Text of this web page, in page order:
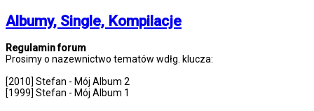
Albumy, Single, Kompilacje
Regulamin forum
Prosimy o nazewnictwo tematów wdłg. klucza:
[2010] Stefan - Mój Album 2
[1999] Stefan - Mój Album 1